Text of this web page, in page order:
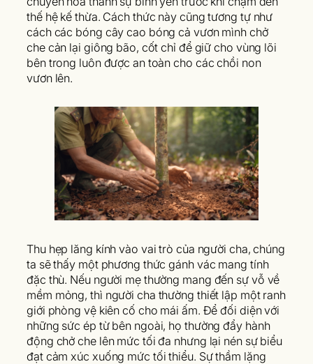
thế hệ kế thừa. Cách thức này cũng tương tự như
cách các bóng cây cao bóng cả vươn mình chở
che cản lại giông bão, cốt chỉ để giữ cho vùng lõi
bên trong luôn được an toàn cho các chồi non
vươn lên.
Thu hẹp lăng kính vào vai trò của người cha, chúng
ta sẽ thấy một phương thức gánh vác mang tính
đặc thù. Nếu người mẹ thường mang đến sự vỗ về
mềm mỏng, thì người cha thường thiết lập một ranh
giới phòng vệ kiên cố cho mái ấm. Để đối diện với
những sức ép từ bên ngoài, họ thường đẩy hành
động chở che lên mức tối đa nhưng lại nén sự biểu
đạt cảm xúc xuống mức tối thiểu. Sự thầm lặng